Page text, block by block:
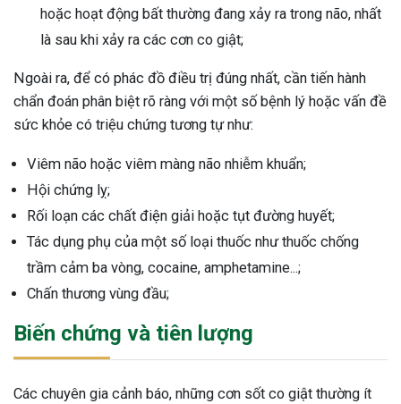
hoặc hoạt động bất thường đang xảy ra trong não, nhất
là sau khi xảy ra các cơn co giật;
Ngoài ra, để có phác đồ điều trị đúng nhất, cần tiến hành
chẩn đoán phân biệt rõ ràng với một số bệnh lý hoặc vấn đề
sức khỏe có triệu chứng tương tự như:
Viêm não hoặc viêm màng não nhiễm khuẩn;
Hội chứng lỵ;
Rối loạn các chất điện giải hoặc tụt đường huyết;
Tác dụng phụ của một số loại thuốc như thuốc chống
trầm cảm ba vòng, cocaine, amphetamine...;
Chấn thương vùng đầu;
Biến chứng và tiên lượng
Các chuyên gia cảnh báo, những cơn sốt co giật thường ít